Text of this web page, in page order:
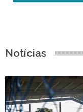
Notícias